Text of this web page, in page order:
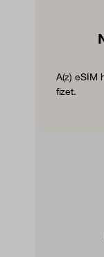
A(z) eSIM
fizet.